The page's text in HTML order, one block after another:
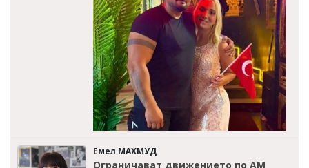
Емел МАХМУД
Ограничават движението по АМ